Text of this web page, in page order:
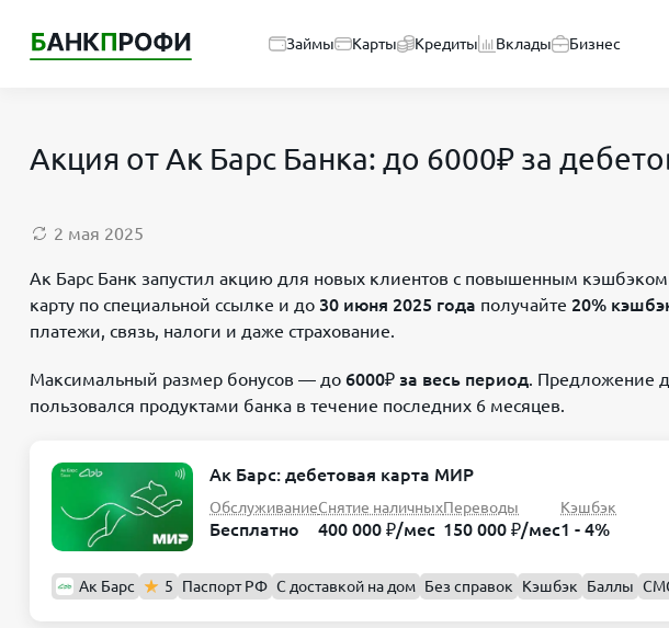
Займы Карты Кредиты Вклады Бизнес
Акция от Ак Барс Банка: до 6000₽ за
2 мая 2025
Ак Барс Банк запустил акцию для новых клиентов с повышенным кэшбэком
карту по специальной ссылке и до 30 июня 2025 года получайте 20%
платежи, связь, налоги и даже страхование.
Максимальный размер бонусов — до 6000₽ за весь период. Предложение
пользовался продуктами банка в течение последних 6 месяцев.
Ак Барс: дебетовая карта МИР
Обслуживание
Бесплатно
Снятие наличных
400 000 ₽/мес
Переводы
150 000 ₽/мес
Кэшбэк
1 - 4%
Ак Барс 5 Паспорт РФ С доставкой на дом Без справок Кэшбэк Баллы